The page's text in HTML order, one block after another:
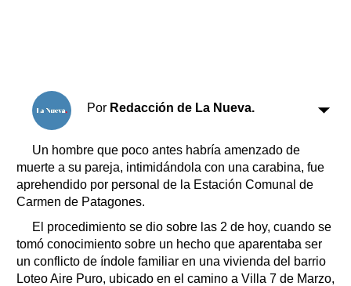
Por Redacción de La Nueva.
Un hombre que poco antes habría amenzado de
muerte a su pareja, intimidándola con una carabina, fue
aprehendido por personal de la Estación Comunal de
Carmen de Patagones.
El procedimiento se dio sobre las 2 de hoy, cuando se
tomó conocimiento sobre un hecho que aparentaba ser
un conflicto de índole familiar en una vivienda del barrio
Loteo Aire Puro, ubicado en el camino a Villa 7 de Marzo,